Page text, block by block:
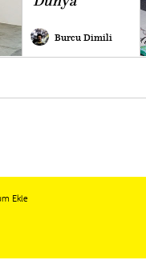
Burcu Dimili